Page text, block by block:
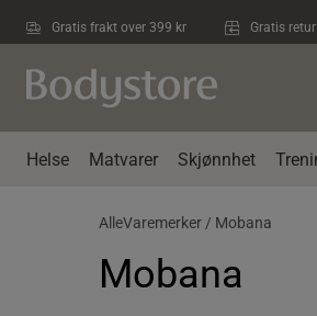
Gratis frakt over 399 kr Gratis retur
Helse Matvarer Skjønnhet
AlleVaremerker / Mobana
Mobana